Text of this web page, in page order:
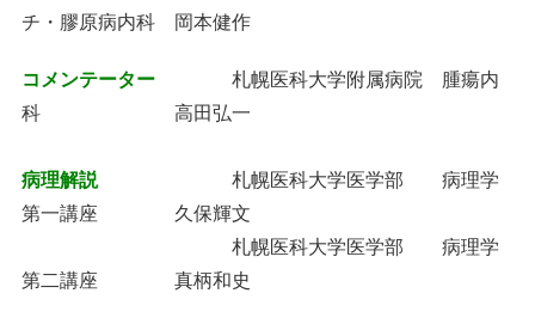
チ・膠原病内科 岡本健作
コメンテーター札幌医科大学附属病院 腫瘍内
科 高田弘一
病理解説札幌医科大学医学部 病理学
第一講座 久保輝文
札幌医科大学医学部 病理学
第二講座 真柄和史